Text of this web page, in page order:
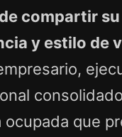
compartir
y estilo de
ocupada que